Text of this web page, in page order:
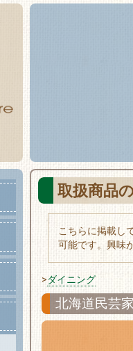
取扱商品
こちらに掲載し
可能です。興味
>ダイニング
北海道民芸